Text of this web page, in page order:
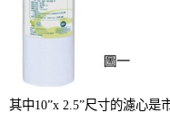
其中10”x 2.5”尺寸的濾心是